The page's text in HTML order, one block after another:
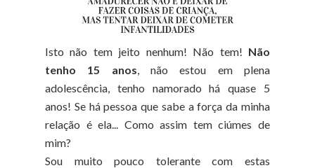
Isto não tem jeito nenhum! Não tem! Não
tenho 15 anos , não estou em plena
adolescência, tenho namorado há quase 5
anos! Se há pessoa que sabe a força da minha
relação é ela... Como assim tem ciúmes de
mim?
Sou muito pouco tolerante com estas